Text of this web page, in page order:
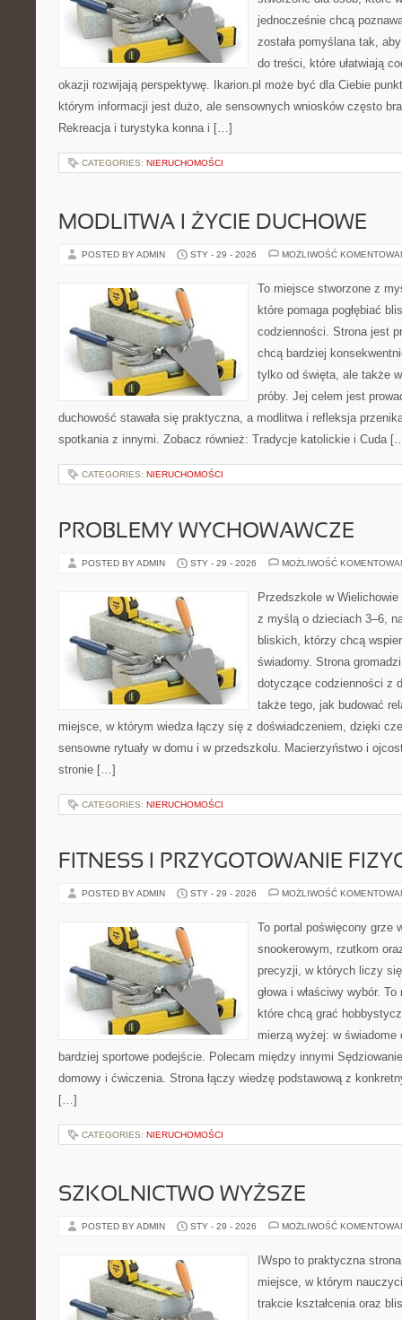
jednocześnie chcą
została pomyślana tak,
do treści, które ułatwiają
okazji rozwijają perspektywę. Ikarion.pl może być dla Ciebie
którym informacji jest dużo, ale sensownych wniosków często
Rekreacja i turystyka konna i […]
CATEGORIES: NIERUCHOMOŚCI
MODLITWA I ŻYCIE DUCHOWE
POSTED BY ADMIN STY - 29 - 2026 MOŻLIWOŚĆ
To miejsce stworzone z
które pomaga pogłębiać
codzienności. Strona jest
chcą bardziej
tylko od święta, ale także
próby. Jej celem jest
duchowość stawała się praktyczna, a modlitwa i refleksja
spotkania z innymi. Zobacz również: Tradycje katolickie i Cuda
CATEGORIES: NIERUCHOMOŚCI
PROBLEMY WYCHOWAWCZE
POSTED BY ADMIN STY - 29 - 2026 MOŻLIWOŚĆ
Przedszkole w
z myślą o dzieciach 3–6,
bliskich, którzy chcą
świadomy. Strona
dotyczące codzienności z
także tego, jak budować
miejsce, w którym wiedza łączy się z doświadczeniem, dzięki
sensowne rytuały w domu i w przedszkolu. Macierzyństwo i
stronie […]
CATEGORIES: NIERUCHOMOŚCI
FITNESS I PRZYGOTOWANIE
POSTED BY ADMIN STY - 29 - 2026 MOŻLIWOŚĆ
To portal poświęcony grze
snookerowym, rzutkom
precyzji, w których liczy
głowa i właściwy wybór.
które chcą grać
mierzą wyżej: w
bardziej sportowe podejście. Polecam między innymi
domowy i ćwiczenia. Strona łączy wiedzę podstawową z
[…]
CATEGORIES: NIERUCHOMOŚCI
SZKOLNICTWO WYŻSZE
POSTED BY ADMIN STY - 29 - 2026 MOŻLIWOŚĆ
IWspo to praktyczna
miejsce, w którym
trakcie kształcenia oraz